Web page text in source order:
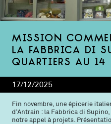
Mission
La Fabbrica di
quartiers au 14
17/12/2025
Fin novembre, une épicerie
d’Antrain : la Fabbrica di
notre appel à projets.